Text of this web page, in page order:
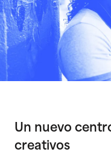
Un nuevo
creativos